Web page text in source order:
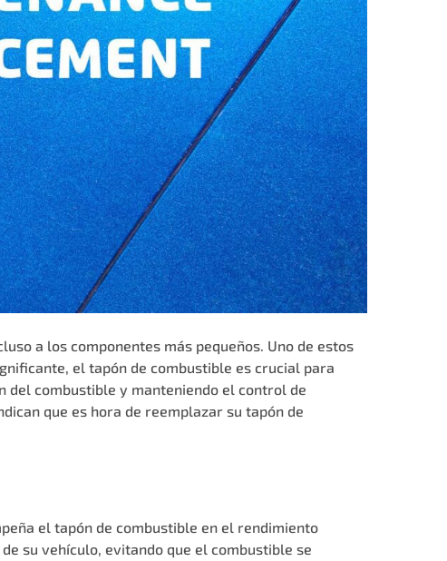
a los componentes más pequeños. Uno de estos
el tapón de combustible es crucial para
del combustible y manteniendo el control de
que es hora de reemplazar su tapón de
el tapón de combustible en el rendimiento
su vehículo, evitando que el combustible se